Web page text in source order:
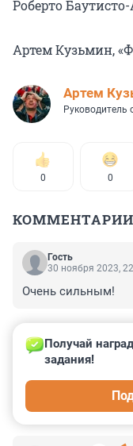
Роберто Баутисто-
Артем Кузьмин,
Артем
Руководитель
0 0
КОММЕНТАРИИ
Гость
30 ноября 2023,
Очень сильным!
Гость
30 ноября 2023,
Нет, " ни рейтинга
челленджер в
Получай
задания!